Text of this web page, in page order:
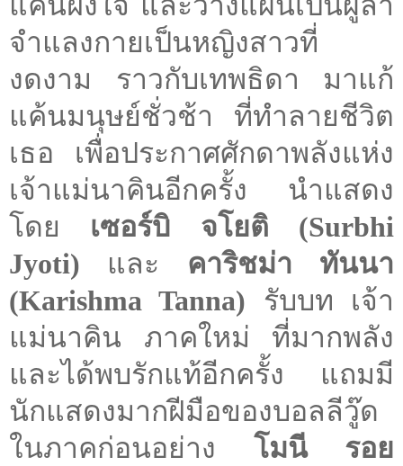
จำแลงกายเป็นหญิงสาวที่
งดงาม ราวกับเทพธิดา มาแก้
แค้นมนุษย์ชั่วช้า ที่ทำลายชีวิต
เธอ เพื่อประกาศศักดาพลังแห่ง
เจ้าแม่นาคินอีกครั้ง นำแสดง
โดย เซอร์บิ จโยติ (Surbhi
Jyoti) และ คาริชม่า ทันนา
(Karishma Tanna) รับบท เจ้า
แม่นาคิน ภาคใหม่ ที่มากพลัง
และได้พบรักแท้อีกครั้ง แถมมี
นักแสดงมากฝีมือของบอลลีวู๊ด
ในภาคก่อนอย่าง โมนี รอย